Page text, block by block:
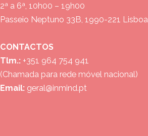
2ª a 6ª, 10h00 – 19h00
Passeio Neptuno 33B, 1990-221 Lisboa
CONTACTOS
Tlm.: +351 964 754 941
(Chamada para rede móvel nacional)
Email: geral@inmind.pt